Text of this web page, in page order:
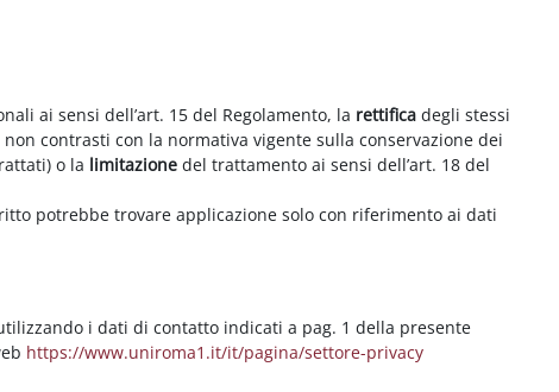
ai sensi dell’art. 15 del Regolamento, la rettificadegli stessi
contrasti con la normativa vigente sulla conservazione dei
o la limitazione del trattamento ai sensi dell’art. 18 del
potrebbe trovare applicazione solo con riferimento ai dati
i dati di contatto indicati a pag. 1 della presente
https://www.uniroma1.it/it/pagina/settore-privacy